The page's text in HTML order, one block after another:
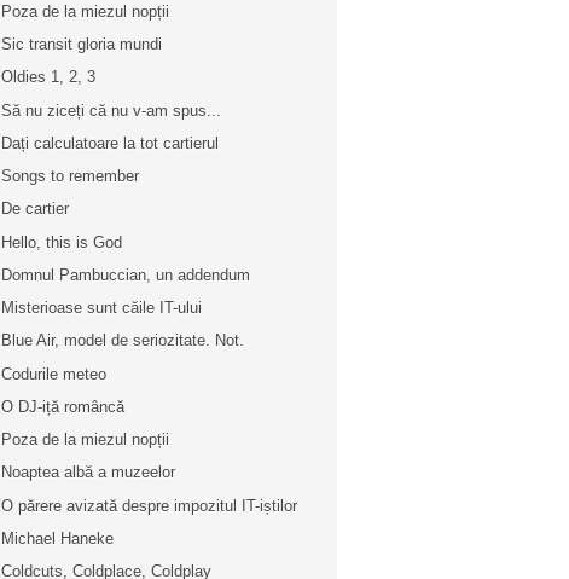
Poza de la miezul nopții
Sic transit gloria mundi
Oldies 1, 2, 3
Să nu ziceți că nu v-am spus...
Dați calculatoare la tot cartierul
Songs to remember
De cartier
Hello, this is God
Domnul Pambuccian, un addendum
Misterioase sunt căile IT-ului
Blue Air, model de seriozitate. Not.
Codurile meteo
O DJ-iță româncă
Poza de la miezul nopții
Noaptea albă a muzeelor
O părere avizată despre impozitul IT-iștilor
Michael Haneke
Coldcuts, Coldplace, Coldplay